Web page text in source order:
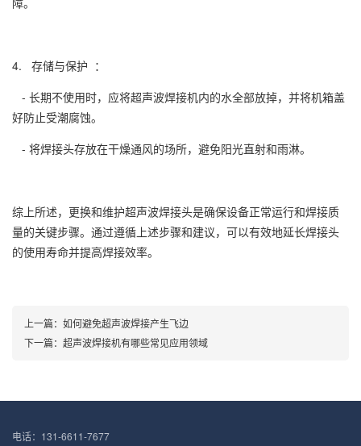
4. 存储与保护 ：
- 长期不使用时，应将超声波焊接机内的水全部放掉，并将机箱盖
好防止受潮腐蚀。
- 将焊接头存放在干燥通风的场所，避免阳光直射和雨淋。
综上所述，更换和维护超声波焊接头是确保设备正常运行和焊接质
量的关键步骤。通过遵循上述步骤和建议，可以有效地延长焊接头
的使用寿命并提高焊接效率。
上一篇： 如何避免超声波焊接产生飞边
下一篇： 超声波焊接机有哪些常见应用领域
电话：131-6611-7677